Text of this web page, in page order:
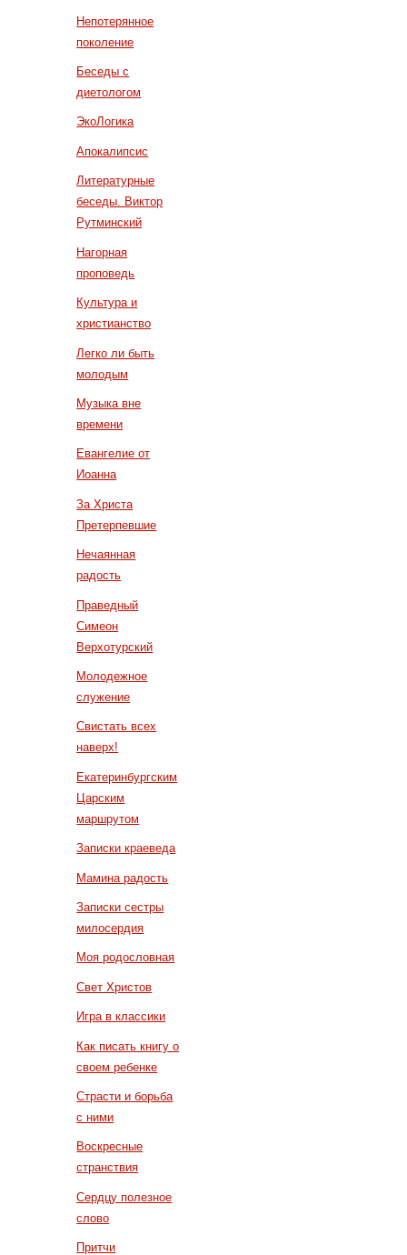
Непотерянное
поколение
Беседы с
диетологом
ЭкоЛогика
Апокалипсис
Литературные
беседы. Виктор
Рутминский
Нагорная
проповедь
Культура и
христианство
Легко ли быть
молодым
Музыка вне
времени
Евангелие от
Иоанна
За Христа
Претерпевшие
Нечаянная
радость
Праведный
Симеон
Верхотурский
Молодежное
служение
Свистать всех
наверх!
Екатеринбургским
Царским
маршрутом
Записки краеведа
Мамина радость
Записки сестры
милосердия
Моя родословная
Свет Христов
Игра в классики
Как писать книгу о
своем ребенке
Страсти и борьба
с ними
Воскресные
странствия
Сердцу полезное
слово
Притчи